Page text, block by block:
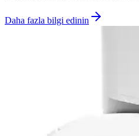
Daha fazla bilgi edinin